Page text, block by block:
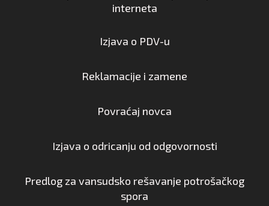
interneta
Izjava o PDV-u
Reklamacije i zamene
Povraćaj novca
Izjava o odricanju od odgovornosti
Predlog za vansudsko rešavanje potrošačkog
spora